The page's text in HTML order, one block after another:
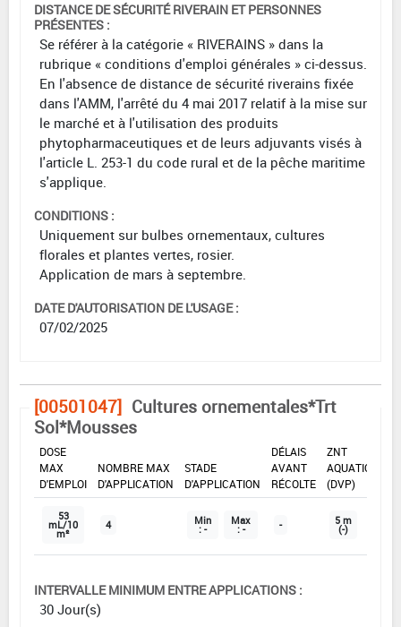
DISTANCE DE SÉCURITÉ RIVERAIN ET PERSONNES
PRÉSENTES :
Se référer à la catégorie « RIVERAINS » dans la
rubrique « conditions d'emploi générales » ci-dessus.
En l'absence de distance de sécurité riverains fixée
dans l'AMM, l'arrêté du 4 mai 2017 relatif à la mise sur
le marché et à l'utilisation des produits
phytopharmaceutiques et de leurs adjuvants visés à
l'article L. 253-1 du code rural et de la pêche maritime
s'applique.
CONDITIONS :
Uniquement sur bulbes ornementaux, cultures
florales et plantes vertes, rosier.
Application de mars à septembre.
DATE D'AUTORISATION DE L'USAGE :
07/02/2025
[00501047] Cultures ornementales*Trt
Sol*Mousses
DOSE
MAX
D'EMPLOI
NOMBRE MAX
D'APPLICATION
STADE
D'APPLICATION
DÉLAIS
AVANT
RÉCOLTE
ZNT
AQUATIQUE
(DVP)
53
mL/10
m²
4 Min
: -
Max
: - - 5 m
(-)
INTERVALLE MINIMUM ENTRE APPLICATIONS :
30 Jour(s)